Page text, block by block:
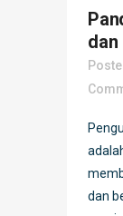
dan
dan